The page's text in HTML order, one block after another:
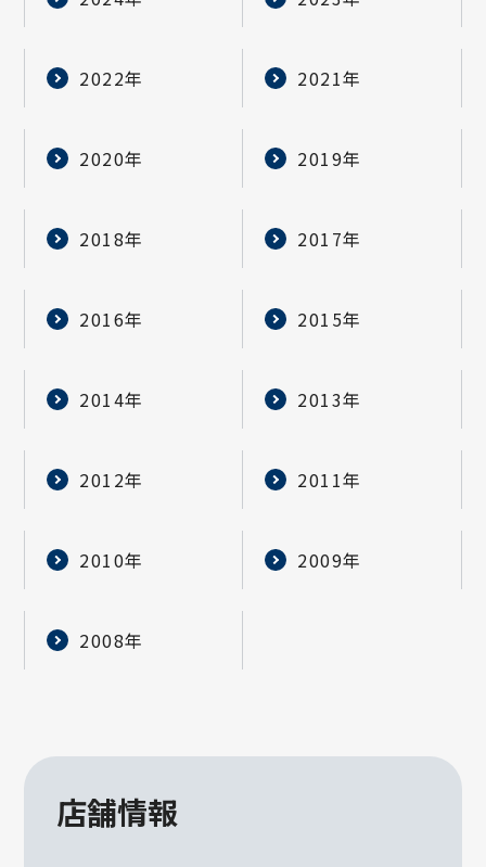
2022年 2021年
2020年 2019年
2018年 2017年
2016年 2015年
2014年 2013年
2012年 2011年
2010年 2009年
2008年
店舗情報